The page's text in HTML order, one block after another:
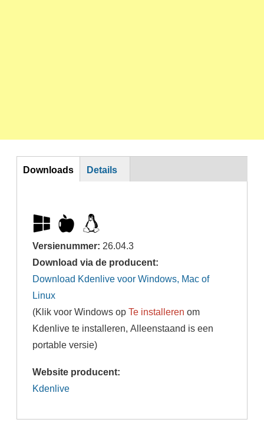
DL
Downloads Details
Versienummer: 26.04.3
Download via de producent:
Download Kdenlive voor Windows, Mac of
Linux
(Klik voor Windows opTe installeren om
Kdenlive te installeren, Alleenstaand is een
portable versie)
Website producent:
Kdenlive